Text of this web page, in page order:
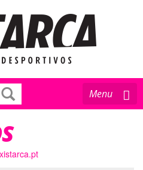
Toggle
navigation
Menu